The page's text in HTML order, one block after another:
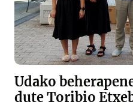
Udako
dute Toribio